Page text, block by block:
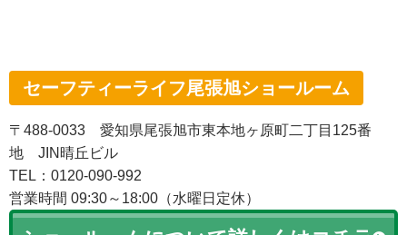
セーフティーライフ尾張旭ショールーム
〒488-0033 愛知県尾張旭市東本地ヶ原町二丁目125番
地 JIN晴丘ビル
TEL：0120-090-992
営業時間 09:30～18:00（水曜日定休）